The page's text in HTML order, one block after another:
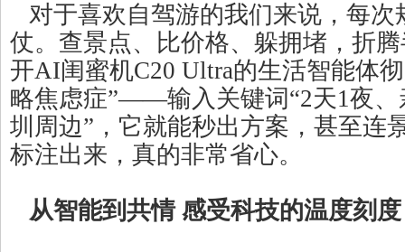
对于喜欢自驾游的我们来说，每次
仗。查景点、比价格、躲拥堵，折
开AI闺蜜机C20 Ultra的生活智能体
略焦虑症”——输入关键词“2天1夜、
圳周边”，它就能秒出方案，甚至连
标注出来，真的非常省心。
从智能到共情 感受科技的温度刻度